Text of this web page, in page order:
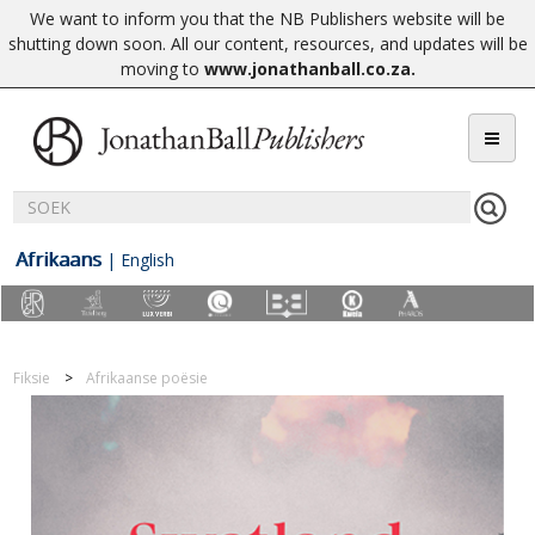
We want to inform you that the NB Publishers website will be
shutting down soon. All our content, resources, and updates will be
moving to www.jonathanball.co.za.
Afrikaans | English
Fiksie Afrikaanse poësie